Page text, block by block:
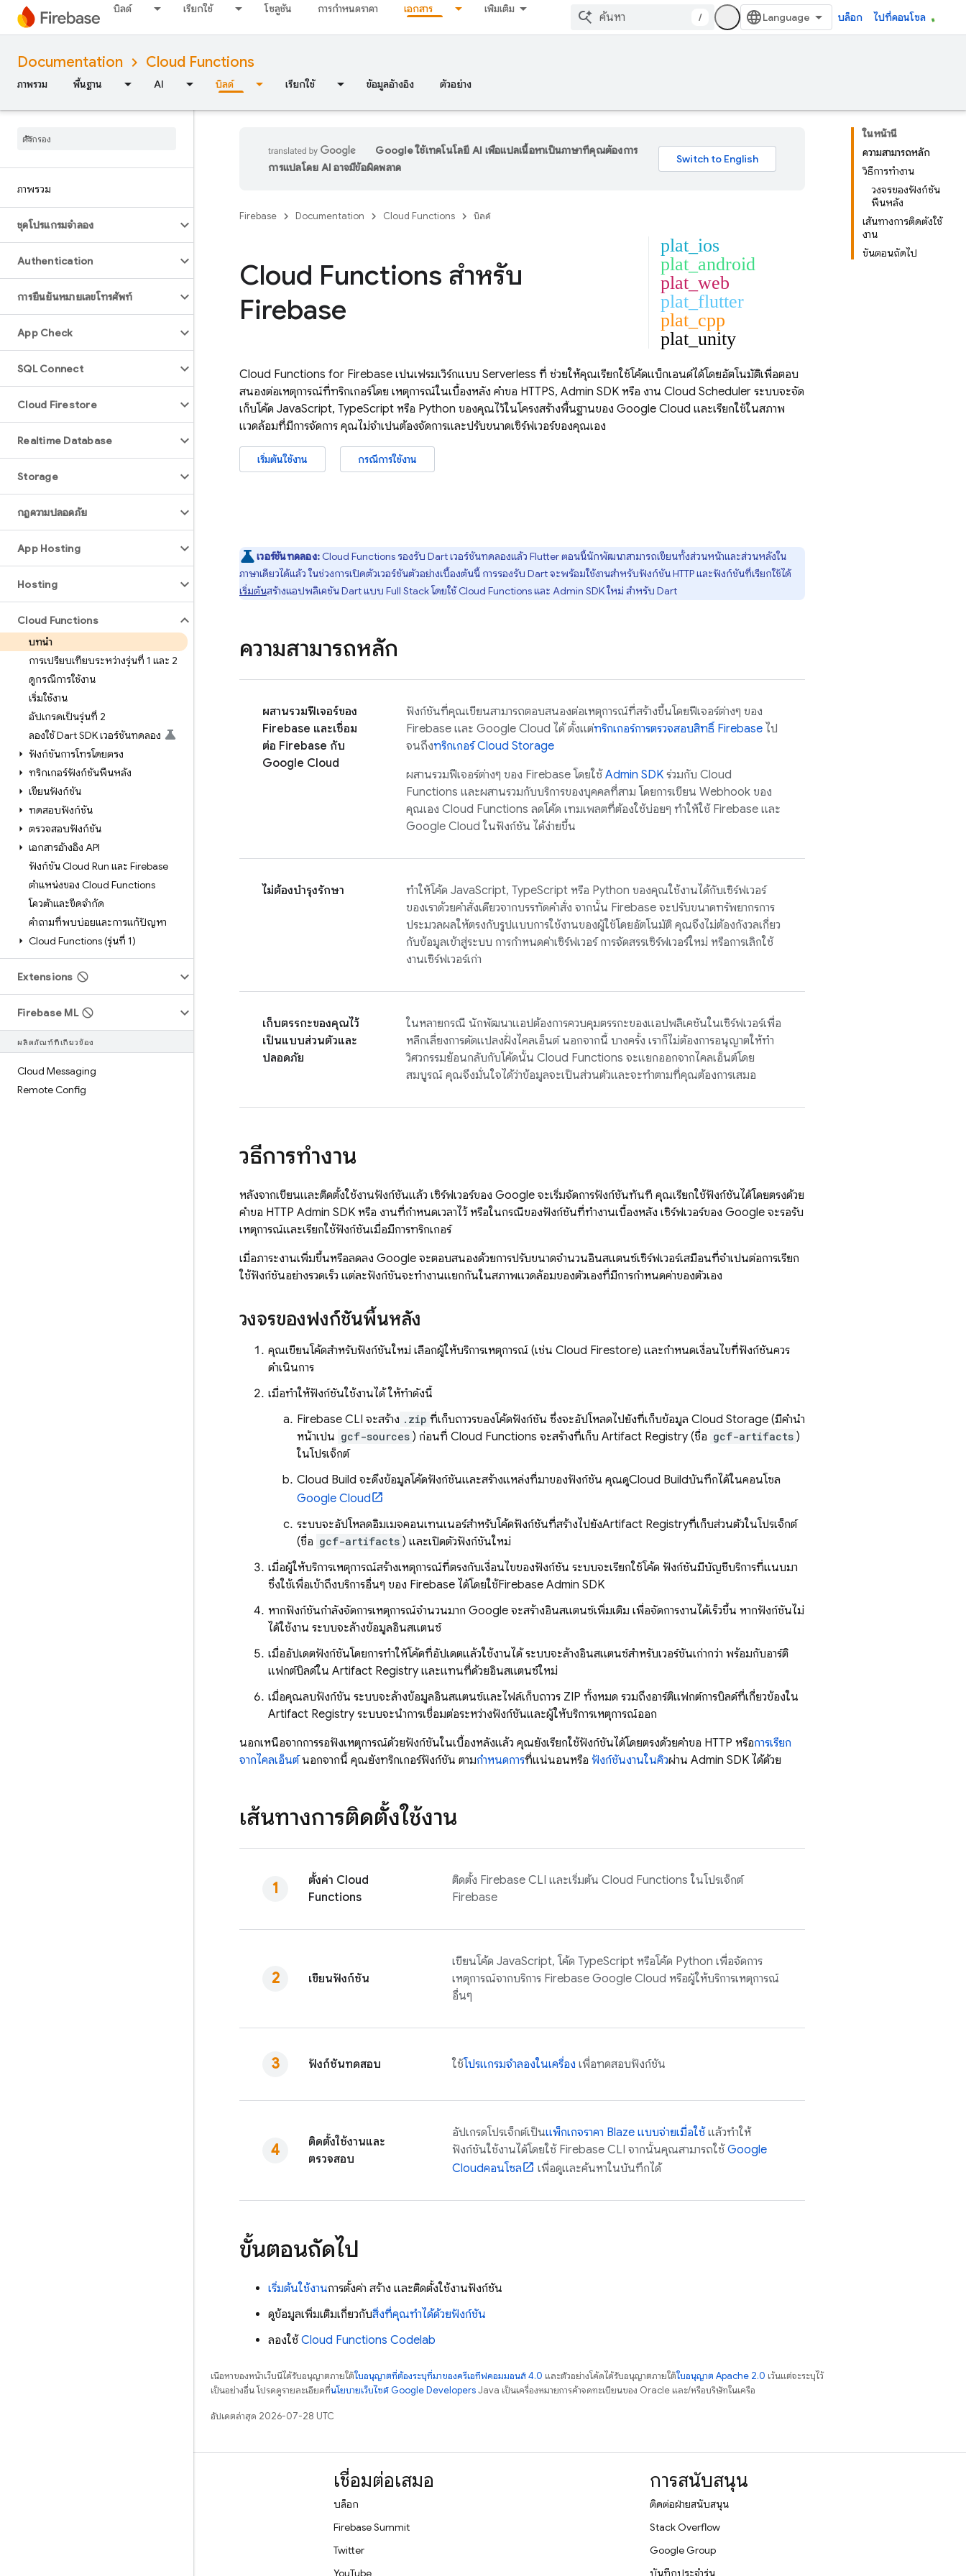
บิลด์ เรียกใช้ โซลูชัน การกำหนดราคา เอกสาร เพิ่มเติม
/ บล็อก ไปที่คอนโซล
Documentation Cloud Functions
ภาพรวม พื้นฐาน AI บิลด์ เรียกใช้ ข้อมูลอ้างอิง ตัวอย่าง
ภาพรวม
ชุดโปรแกรมจำลอง
Authentication
การยืนยันหมายเลขโทรศัพท์
App Check
SQL Connect
Cloud Firestore
Realtime Database
Storage
กฎความปลอดภัย
App Hosting
Hosting
Cloud Functions
บทนำ
การเปรียบเทียบระหว่างรุ่นที่ 1 และ 2
ดูกรณีการใช้งาน
เริ่มใช้งาน
อัปเกรดเป็นรุ่นที่ 2
ลองใช้ Dart SDK เวอร์ชันทดลอง
ฟังก์ชันการโทรโดยตรง
ทริกเกอร์ฟังก์ชันพื้นหลัง
เขียนฟังก์ชัน
ทดสอบฟังก์ชัน
ตรวจสอบฟังก์ชัน
เอกสารอ้างอิง API
ฟังก์ชัน Cloud Run และ Firebase
ตำแหน่งของ Cloud Functions
โควต้าและขีดจำกัด
คำถามที่พบบ่อยและการแก้ปัญหา
Cloud Functions (รุ่นที่ 1)
Extensions
Firebase ML
ผลิตภัณฑ์ที่เกี่ยวข้อง
Cloud Messaging
Remote Config
ในหน้านี้
ความสามารถหลัก
วิธีการทำงาน
วงจรของฟังก์ชัน
พื้นหลัง
เส้นทางการติดตั้งใช้
งาน
ขั้นตอนถัดไป
Google ใช้เทคโนโลยี AI เพื่อแปลเนื้อหาเป็นภาษาที่คุณต้องการ
การแปลโดย AI อาจมีข้อผิดพลาด
Firebase Documentation Cloud Functions บิลด์
Cloud Functions สำหรับ
Firebase
plat_ios
plat_android
plat_web
plat_flutter
plat_cpp
plat_unity
Cloud Functions for Firebase เป็นเฟรมเวิร์กแบบ Serverless ที่ ช่วยให้คุณเรียกใช้โค้ดแบ็กเอนด์ได้โดยอัตโนมัติเพื่อตอบ
สนองต่อเหตุการณ์ที่ทริกเกอร์โดย เหตุการณ์ในเบื้องหลัง คำขอ HTTPS, Admin SDK หรือ งาน Cloud Scheduler ระบบจะจัด
เก็บโค้ด JavaScript, TypeScript หรือ Python ของคุณไว้ในโครงสร้างพื้นฐานของ Google Cloud และเรียกใช้ในสภาพ
แวดล้อมที่มีการจัดการ คุณไม่จำเป็นต้องจัดการและปรับขนาดเซิร์ฟเวอร์ของคุณเอง
เริ่มต้นใช้งาน กรณีการใช้งาน
เวอร์ชันทดลอง: Cloud Functionsรองรับ Dart เวอร์ชันทดลองแล้ว Flutter ตอนนี้นักพัฒนาสามารถเขียนทั้งส่วนหน้าและส่วนหลังใน
ภาษาเดียวได้แล้ว ในช่วงการเปิดตัวเวอร์ชันตัวอย่างเบื้องต้นนี้ การรองรับ Dart จะพร้อมใช้งานสำหรับฟังก์ชัน HTTP และฟังก์ชันที่เรียกใช้ได้
เริ่มต้นสร้างแอปพลิเคชัน Dart แบบ Full Stack โดยใช้Cloud Functionsและ Admin SDK ใหม่ สำหรับ Dart
ความสามารถหลัก
ผสานรวมฟีเจอร์ของ
Firebase และเชื่อม
ต่อ Firebase กับ
Google Cloud
ฟังก์ชันที่คุณเขียนสามารถตอบสนองต่อเหตุการณ์ที่สร้างขึ้นโดยฟีเจอร์ต่างๆ ของ
Firebase และ Google Cloud ได้ ตั้งแต่ทริกเกอร์การตรวจสอบสิทธิ์ Firebase ไป
จนถึงทริกเกอร์ Cloud Storage
ผสานรวมฟีเจอร์ต่างๆ ของ Firebase โดยใช้ Admin SDK ร่วมกับ Cloud
Functions และผสานรวมกับบริการของบุคคลที่สาม โดยการเขียน Webhook ของ
คุณเอง Cloud Functions ลดโค้ด เทมเพลตที่ต้องใช้บ่อยๆ ทำให้ใช้ Firebase และ
Google Cloud ในฟังก์ชัน ได้ง่ายขึ้น
ไม่ต้องบำรุงรักษา
ทำให้โค้ด JavaScript, TypeScript หรือ Python ของคุณใช้งานได้กับเซิร์ฟเวอร์
ของเราด้วยคำสั่งเดียวจากบรรทัดคำสั่ง จากนั้น Firebase จะปรับขนาดทรัพยากรการ
ประมวลผลให้ตรงกับรูปแบบการใช้งานของผู้ใช้โดยอัตโนมัติ คุณจึงไม่ต้องกังวลเกี่ยว
กับข้อมูลเข้าสู่ระบบ การกำหนดค่าเซิร์ฟเวอร์ การจัดสรรเซิร์ฟเวอร์ใหม่ หรือการเลิกใช้
งานเซิร์ฟเวอร์เก่า
เก็บตรรกะของคุณไว้
เป็นแบบส่วนตัวและ
ปลอดภัย
ในหลายกรณี นักพัฒนาแอปต้องการควบคุมตรรกะของแอปพลิเคชันในเซิร์ฟเวอร์เพื่อ
หลีกเลี่ยงการดัดแปลงฝั่งไคลเอ็นต์ นอกจากนี้ บางครั้ง เราก็ไม่ต้องการอนุญาตให้ทำ
วิศวกรรมย้อนกลับกับโค้ดนั้น Cloud Functions จะแยกออกจากไคลเอ็นต์โดย
สมบูรณ์ คุณจึงมั่นใจได้ว่าข้อมูลจะเป็นส่วนตัวและจะทำตามที่คุณต้องการเสมอ
วิธีการทำงาน
หลังจากเขียนและติดตั้งใช้งานฟังก์ชันแล้ว เซิร์ฟเวอร์ของ Google จะเริ่มจัดการฟังก์ชันทันที คุณเรียกใช้ฟังก์ชันได้โดยตรงด้วย
คำขอ HTTP Admin SDK หรือ งานที่กำหนดเวลาไว้ หรือในกรณีของฟังก์ชันที่ทำงานเบื้องหลัง เซิร์ฟเวอร์ของ Google จะรอรับ
เหตุการณ์และเรียกใช้ฟังก์ชันเมื่อมีการทริกเกอร์
เมื่อภาระงานเพิ่มขึ้นหรือลดลง Google จะตอบสนองด้วยการปรับขนาดจำนวนอินสแตนซ์เซิร์ฟเวอร์เสมือนที่จำเป็นต่อการเรียก
ใช้ฟังก์ชันอย่างรวดเร็ว แต่ละฟังก์ชันจะทำงานแยกกันในสภาพแวดล้อมของตัวเองที่มีการกำหนดค่าของตัวเอง
วงจรของฟังก์ชันพื้นหลัง
คุณเขียนโค้ดสำหรับฟังก์ชันใหม่ เลือกผู้ให้บริการเหตุการณ์ (เช่น Cloud Firestore) และกำหนดเงื่อนไขที่ฟังก์ชันควร
ดำเนินการ
เมื่อทำให้ฟังก์ชันใช้งานได้ ให้ทำดังนี้
Firebase CLI จะสร้าง .zip ที่เก็บถาวรของโค้ดฟังก์ชัน ซึ่งจะอัปโหลดไปยังที่เก็บข้อมูล Cloud Storage (มีคำนำ
หน้าเป็น gcf-sources ) ก่อนที่ Cloud Functions จะสร้างที่เก็บ Artifact Registry (ชื่อ gcf-artifacts )
ในโปรเจ็กต์
Cloud Build จะดึงข้อมูลโค้ดฟังก์ชันและสร้างแหล่งที่มาของฟังก์ชัน คุณดูCloud Buildบันทึกได้ในคอนโซล
Google Cloud
ระบบจะอัปโหลดอิมเมจคอนเทนเนอร์สำหรับโค้ดฟังก์ชันที่สร้างไปยังArtifact Registryที่เก็บส่วนตัวในโปรเจ็กต์
(ชื่อ gcf-artifacts ) และเปิดตัวฟังก์ชันใหม่
เมื่อผู้ให้บริการเหตุการณ์สร้างเหตุการณ์ที่ตรงกับเงื่อนไขของฟังก์ชัน ระบบจะเรียกใช้โค้ด ฟังก์ชันมีบัญชีบริการที่แนบมา
ซึ่งใช้เพื่อเข้าถึงบริการอื่นๆ ของ Firebase ได้โดยใช้Firebase Admin SDK
หากฟังก์ชันกำลังจัดการเหตุการณ์จำนวนมาก Google จะสร้างอินสแตนซ์เพิ่มเติม เพื่อจัดการงานได้เร็วขึ้น หากฟังก์ชันไม่
ได้ใช้งาน ระบบจะล้างข้อมูลอินสแตนซ์
เมื่ออัปเดตฟังก์ชันโดยการทำให้โค้ดที่อัปเดตแล้วใช้งานได้ ระบบจะล้างอินสแตนซ์สำหรับเวอร์ชันเก่ากว่า พร้อมกับอาร์ติ
แฟกต์บิลด์ใน Artifact Registry และแทนที่ด้วยอินสแตนซ์ใหม่
เมื่อคุณลบฟังก์ชัน ระบบจะล้างข้อมูลอินสแตนซ์และไฟล์เก็บถาวร ZIP ทั้งหมด รวมถึงอาร์ติแฟกต์การบิลด์ที่เกี่ยวข้องใน
Artifact Registry ระบบจะนำการเชื่อมต่อระหว่างฟังก์ชันและผู้ให้บริการเหตุการณ์ออก
นอกเหนือจากการรอฟังเหตุการณ์ด้วยฟังก์ชันในเบื้องหลังแล้ว คุณยังเรียกใช้ฟังก์ชันได้โดยตรงด้วยคำขอ HTTP หรือการเรียก
จากไคลเอ็นต์นอกจากนี้ คุณยังทริกเกอร์ฟังก์ชัน ตามกำหนดการที่แน่นอนหรือ ฟังก์ชันงานในคิวผ่าน Admin SDK ได้ด้วย
เส้นทางการติดตั้งใช้งาน
ตั้งค่า Cloud
Functions
ติดตั้ง Firebase CLI และเริ่มต้น Cloud Functions ในโปรเจ็กต์
Firebase
เขียนฟังก์ชัน
เขียนโค้ด JavaScript, โค้ด TypeScript หรือโค้ด Python เพื่อจัดการ
เหตุการณ์จากบริการ Firebase Google Cloud หรือผู้ให้บริการเหตุการณ์
อื่นๆ
ฟังก์ชันทดสอบ ใช้โปรแกรมจำลองในเครื่อง เพื่อทดสอบฟังก์ชัน
ติดตั้งใช้งานและ
ตรวจสอบ
อัปเกรดโปรเจ็กต์เป็นแพ็กเกจราคา Blaze แบบจ่ายเมื่อใช้ แล้วทำให้
ฟังก์ชันใช้งานได้โดยใช้ Firebase CLI จากนั้นคุณสามารถใช้ Google
Cloudคอนโซล เพื่อดูและค้นหาในบันทึกได้
ขั้นตอนถัดไป
เริ่มต้นใช้งานการตั้งค่า สร้าง และติดตั้งใช้งานฟังก์ชัน
ดูข้อมูลเพิ่มเติมเกี่ยวกับสิ่งที่คุณทำได้ด้วยฟังก์ชัน
ลองใช้ Cloud Functions Codelab
เนื้อหาของหน้าเว็บนี้ได้รับอนุญาตภายใต้ใบอนุญาตที่ต้องระบุที่มาของครีเอทีฟคอมมอนส์ 4.0 และตัวอย่างโค้ดได้รับอนุญาตภายใต้ใบอนุญาต Apache 2.0 เว้นแต่จะระบุไว้
เป็นอย่างอื่น โปรดดูรายละเอียดที่นโยบายเว็บไซต์ Google DevelopersJava เป็นเครื่องหมายการค้าจดทะเบียนของ Oracle และ/หรือบริษัทในเครือ
อัปเดตล่าสุด 2026-07-28 UTC
เชื่อมต่อเสมอ
บล็อก
Firebase Summit
Twitter
YouTube
การสนับสนุน
ติดต่อฝ่ายสนับสนุน
Stack Overflow
Google Group
บันทึกประจำรุ่น